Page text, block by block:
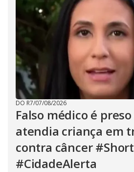
DO R7/07/08/2026
Falso médico é
atendia criança em
contra câncer
#CidadeAlerta